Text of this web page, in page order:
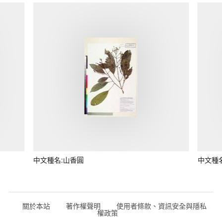
中文種名:山香圓 中文種
關於本站 著作權聲明 使用者條款、資訊安全與隱私
權政策